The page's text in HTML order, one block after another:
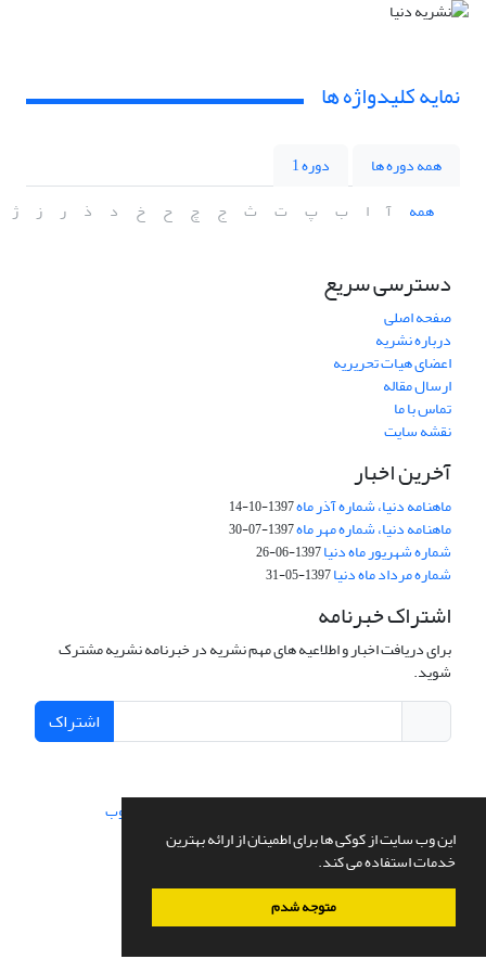
این وب سایت از کوکی ها برای اطمینان از ارائه بهترین
خدمات استفاده می کند.
متوجه شدم
نمایه کلیدواژه ها
همه دوره ها
دوره 1
همه
آ ا ب پ ت ث ج چ ح خ د ذ ر ز ژ
دسترسی سریع
صفحه اصلی
درباره نشریه
اعضای هیات تحریریه
ارسال مقاله
تماس با ما
نقشه سایت
آخرین اخبار
ماهنامه دنیا، شماره آذر ماه1397-10-14
ماهنامه دنیا، شماره مهر ماه1397-07-30
شماره شهریور ماه دنیا1397-06-26
شماره مرداد ماه دنیا1397-05-31
اشتراک خبرنامه
برای دریافت اخبار و اطلاعیه های مهم نشریه در خبرنامه نشریه مشترک
شوید.
اشتراک
سیناوب